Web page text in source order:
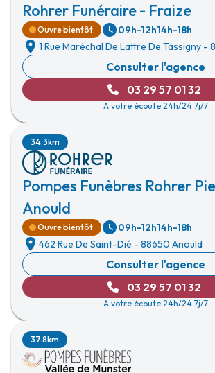
Rohrer Funéraire - Fraize
Ouvre bientôt 09h-12h14h-18h
1 Rue Maréchal De Lattre De Tassigny -
Consulter l'agence
03 29 57 01 32
A votre écoute 24h/24 7j/7
Pompes Funèbres Rohrer
Anould
34.3km
Ouvre bientôt 09h-12h14h-18h
462 Rue De Saint-Dié - 88650 Anould
Consulter l'agence
03 29 57 01 32
A votre écoute 24h/24 7j/7
37.8km